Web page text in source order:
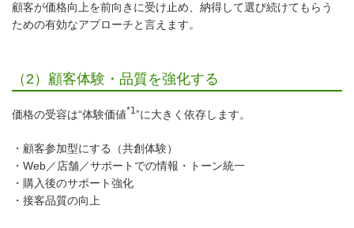
顧客が価格向上を前向きに受け止め、納得して選び続けてもらう
ための有効なアプローチと言えます。
（2）顧客体験・品質を強化する
価格の受容は“体験価値*1 ”に大きく依存します。
・顧客参加型にする（共創体験）
・Web／店舗／サポートでの情報・トーン統一
・購入後のサポート強化
・接客品質の向上